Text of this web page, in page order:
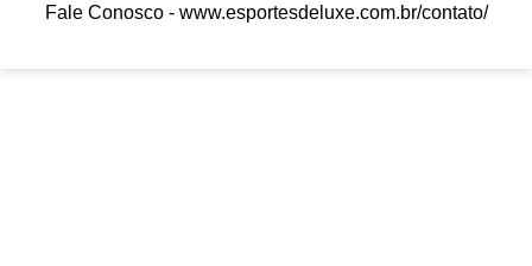
Fale Conosco - www.esportesdeluxe.com.br/contato/